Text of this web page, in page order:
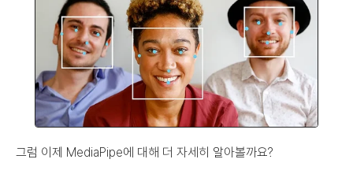
그럼 이제 MediaPipe에 대해 더 자세히 알아볼까요?